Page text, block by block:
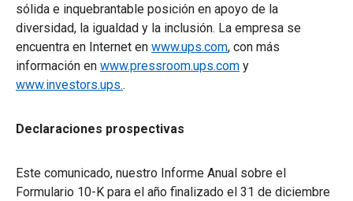
sólida e inquebrantable posición en apoyo de la
diversidad, la igualdad y la inclusión. La empresa se
encuentra en Internet en www.ups.com, con más
información en www.pressroom.ups.com y
www.investors.ups..
Declaraciones prospectivas
Este comunicado, nuestro Informe Anual sobre el
Formulario 10-K para el año finalizado el 31 de diciembre